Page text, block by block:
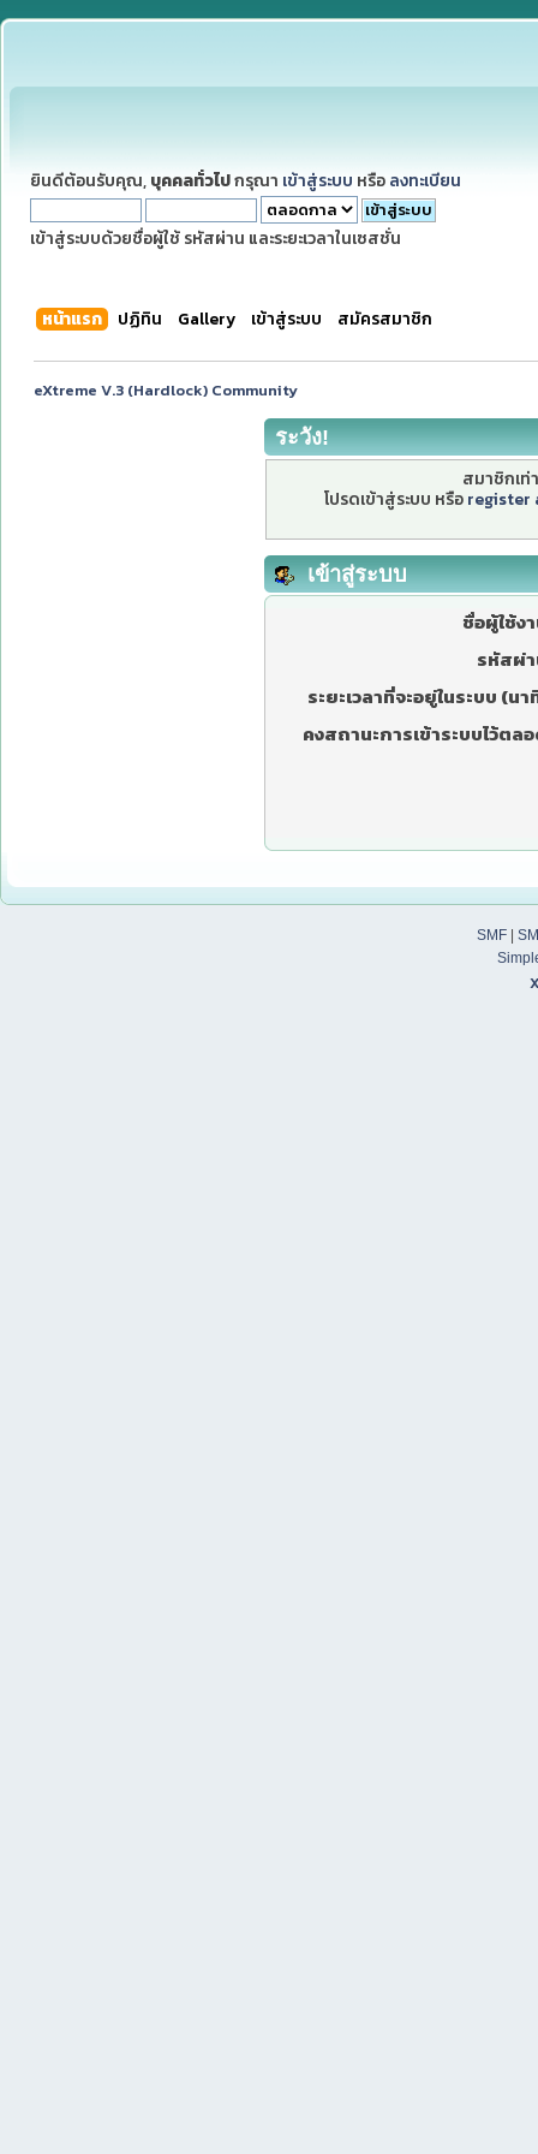
ยินดีต้อนรับคุณ, บุคคลทั่วไปกรุณา เข้าสู่ระบบ หรือ ลงทะเบียน
เข้าสู่ระบบด้วยชื่อผู้ใช้ รหัสผ่าน และระยะเวลาในเซสชั่น
หน้าแรก ปฏิทิน Gallery เข้าสู่ระบบ สมัครสมาชิก
eXtreme V.3 (Hardlock) Community
ระวัง!
สมาชิกเท่
โปรดเข้าสู่ระบบ หรือ register
เข้าสู่ระบบ
ชื่อผู้ใช้ง
รหัสผ่
ระยะเวลาที่จะอยู่ในระบบ (นา
คงสถานะการเข้าระบบไว้ตล
SMF|